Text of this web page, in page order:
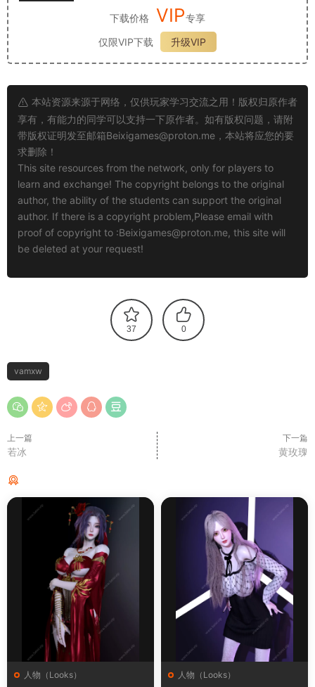
下载价格 VIP专享
仅限VIP下载
升级VIP
本站资源来源于网络，仅供玩家学习交流之用！版权归原作者
享有，有能力的同学可以支持一下原作者。如有版权问题，请附
带版权证明发至邮箱Beixigames@proton.me ，本站将应您的要
求删除！
This site resources from the network, only for players to
learn and exchange! The copyright belongs to the original
author, the ability of the students can support the original
author. If there is a copyright problem,Please email with
proof of copyright to :Beixigames@proton.me, this site will
be deleted at your request!
37 0
vamxw
上一篇
若冰
下一篇
黄玫瑰
人物（Looks） 人物（Looks）